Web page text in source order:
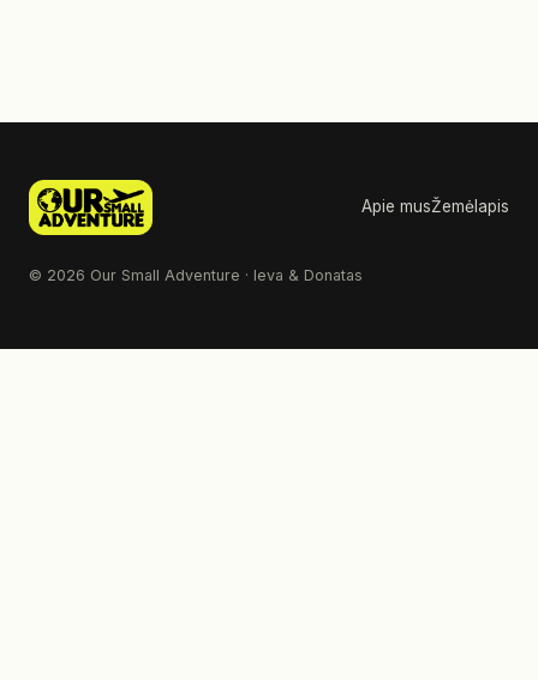
Apie musŽemėlapis
© 2026 Our Small Adventure · Ieva & Donatas